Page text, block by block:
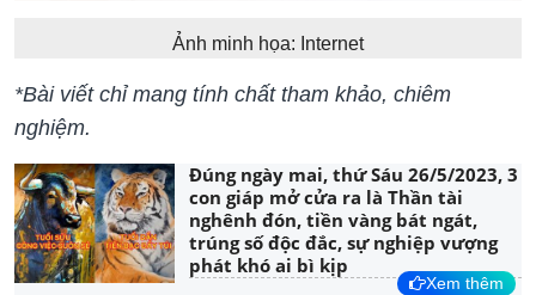
Ảnh minh họa: Internet
*Bài viết chỉ mang tính chất tham khảo, chiêm
nghiệm.
Đúng ngày mai, thứ Sáu 26/5/2023, 3
con giáp mở cửa ra là Thần tài
nghênh đón, tiền vàng bát ngát,
trúng số độc đắc, sự nghiệp vượng
phát khó ai bì kịp
Xem thêm